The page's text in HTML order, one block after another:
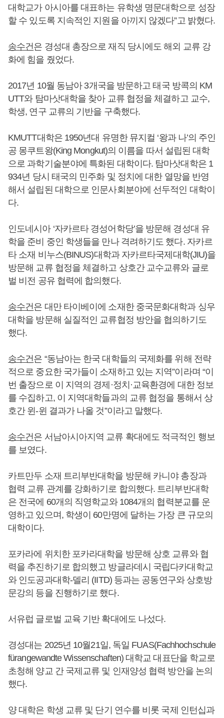
대학교가 아시아를 대표하는 유학생 명문대학으로 성장
할 수 있도록 지속적인 지원을 아끼지 않겠다”고 밝혔다.
송수건은 경성대 총장으로 재직 당시에도 해외 교류 강
화에 힘을 줬었다.
2017년 10월 동남아 3개국을 방문하고 태국 방콕의 KM
UTT와 탐마삿대학을 찾아 교류 협정을 체결하고 교수,
학생, 연구 교류의 기반을 구축했다.
KMUTT대학은 1950년대 유명한 뮤지컬 ‘왕과 나’의 주인
공 몽쿠트왕(King Mongkut)의 이름을 따서 설립된 대학
으로 과학기술분야에 특화된 대학이다. 탐마삿대학은 1
934년 당시 태국의 민주화 및 정치에 대한 열망을 반영
해서 설립된 대학으로 인문사회분야에 선두적인 대학이
다.
인도네시아 ‘자카르타 경성어학당’을 방문해 경성대 유
학을 준비 중인 학생들을 만나 격려하기도 했다. 자카르
타 소재 비누스(BINUS)대학과 자카르타국제대학(JIU)을
방문해 교류 협정을 체결하고 상호간 교수교류와 글로
벌 비전 공유 협력에 합의했다.
송수건은 대만 타이베이에 소재한 중국문화대학과 싱우
대학을 방문해 실질적인 교류협정 방안을 협의하기도
했다.
송수건은 “동남아는 한국 대학들의 국제화를 위해 전략
적으로 중요한 국가들이 소재하고 있는 지역”이라며 “이
번 출장으로 이 지역의 경제·정치·교육환경에 대한 정보
를 수집하고, 이 지역대학들과의 교류 협정을 통해서 상
호간 윈-윈 결과가 나올 것”이라고 말했다.
송수건은 서남아시아지역 교류 확대에도 적극적인 행보
를 보였다.
카트만두 소재 트리부반대학을 방문해 카니야 총장과
협력 교류 관계를 강화하기로 합의했다. 트리부반대학
은 전국에 60개의 직영학교와 1084개의 협력분교를 운
영하고 있으며, 학생이 60만명에 달하는 가장 큰 규모의
대학이다.
포카라에 위치한 포카라대학을 방문해 상호 교류와 협
력을 추진하기로 합의했고 방글라데시 국립다카대학교
와 인도공과대학-델리 (IITD) 등과는 공동연구와 상호방
문강의 등을 진행하기로 했다.
서유럽 글로벌 교육 기반 확대에도 나섰다.
경성대는 2025년 10월21일, 독일 FUAS(Fachhochschule
fürangewandte Wissenschaften) 대학교 대표단을 학교로
초청해 양교 간 국제교류 및 인재양성 협력 방안을 논의
했다.
양 대학은 학생 교류 및 단기 연수를 비롯 국제 인턴십과